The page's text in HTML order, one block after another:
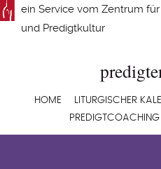
Direkt
zum
ein Service vom Zentrum
und Predigtkultur
HOME LITURGISCHER
PREDIGTCOACHING